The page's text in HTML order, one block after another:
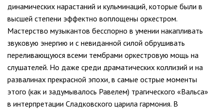
динамических нарастаний и кульминаций, которые были в
высшей степени эффектно воплощены оркестром.
Мастерство музыкантов бесспорно в умении накапливать
звуковую энергию и с невиданной силой обрушивать
переливающуюся всеми тембрами оркестровую мощь на
слушателей. Но даже среди драматических коллизий и на
развалинах прекрасной эпохи, в самые острые моменты
этого (как и задумывалось Равелем) трагического «Вальса»
в интерпретации Сладковского царила гармония. В